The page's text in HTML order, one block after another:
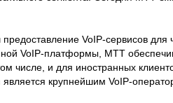
VoIP-сервисов для
VoIP-платформы, МТТ
числе, и для иностранных
крупнейшим VoIP-